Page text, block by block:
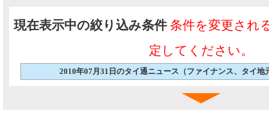
現在表示中の絞り込み条件 条件を変更され
定してください。
2010年07月31日のタイ通ニュース（ファイナンス、タイ地